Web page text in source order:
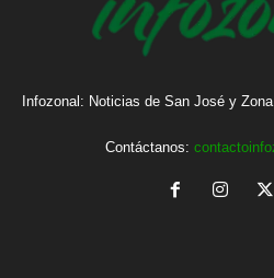
Infozonal: Noticias de San José y
Contáctanos: